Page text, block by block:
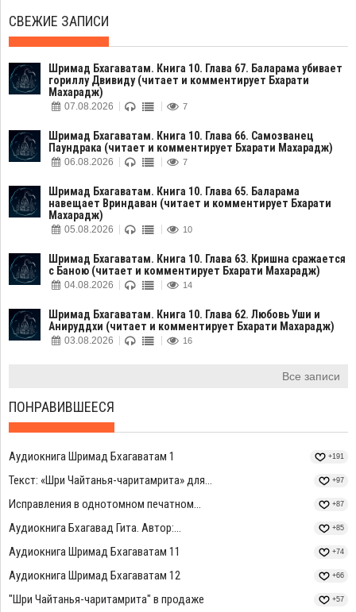
СВЕЖИЕ ЗАПИСИ
Шримад Бхагаватам. Книга 10. Глава 67. Баларама убивает
гориллу Двивиду (читает и комментирует Бхарати
Махарадж)
07.08.2026 7
Шримад Бхагаватам. Книга 10. Глава 66. Самозванец
Паундрака (читает и комментирует Бхарати Махарадж)
06.08.2026 7
Шримад Бхагаватам. Книга 10. Глава 65. Баларама
навещает Вриндаван (читает и комментирует Бхарати
Махарадж)
05.08.2026 10
Шримад Бхагаватам. Книга 10. Глава 63. Кришна сражается
с Баною (читает и комментирует Бхарати Махарадж)
04.08.2026 14
Шримад Бхагаватам. Книга 10. Глава 62. Любовь Уши и
Анируддхи (читает и комментирует Бхарати Махарадж)
03.08.2026 16
Все записи
ПОНРАВИВШЕЕСЯ
Аудиокнига Шримад Бхагаватам 1 +191
Текст: «Шри Чайтанья-чаритамрита» для... +97
Исправления в однотомном печатном... +87
Аудиокнига Бхагавад Гита. Автор:... +85
Аудиокнига Шримад Бхагаватам 11 +74
Аудиокнига Шримад Бхагаватам 12 +66
"Шри Чайтанья-чаритамрита" в продаже +57